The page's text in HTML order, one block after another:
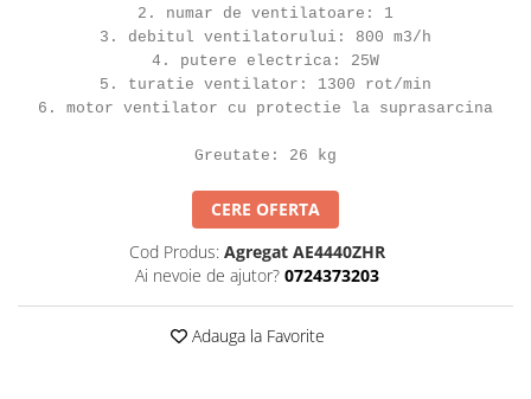
2. numar de ventilatoare: 1
3. debitul ventilatorului: 800 m3/h
4. putere electrica: 25W
5. turatie ventilator: 1300 rot/min
6. motor ventilator cu protectie la suprasarcina
Greutate: 26 kg
CERE OFERTA
Cod Produs: Agregat AE4440ZHR
Ai nevoie de ajutor? 0724373203
Adauga la Favorite